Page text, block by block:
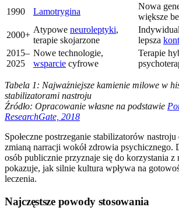
1990 Lamotrygina
Nowa
większe
2000+
Atypowe neuroleptyki,
terapie skojarzone
lepsza
2015–
2025
Nowe technologie,
wsparcie cyfrowe
Terapie
Tabela 1: Najważniejsze kamienie milowe w
stabilizatorami nastroju
Źródło: Opracowanie własne na podstawie
ResearchGate, 2018
Społeczne postrzeganie stabilizatorów
zmianą narracji wokół zdrowia psychicznego.
osób publicznie przyznaje się do korzystania
pokazuje, jak silnie kultura wpływa na
leczenia.
Najczęstsze powody stosowania